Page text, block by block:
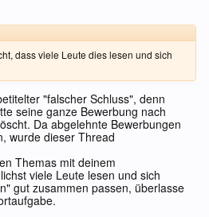
dass viele Leute dies lesen und sich
"falscher Schluss", denn
seine ganze Bewerbung nach
Da abgelehnte Bewerbungen
wurde dieser Thread
Themas mit deinem
viele Leute lesen und sich
gut zusammen passen, überlasse